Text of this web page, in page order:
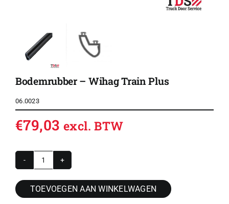
Bodemrubber – Wihag Train Plus
06.0023
€79,03 excl. BTW
Bodemrubber
-
Wihag
TOEVOEGEN AAN WINKELWAGEN